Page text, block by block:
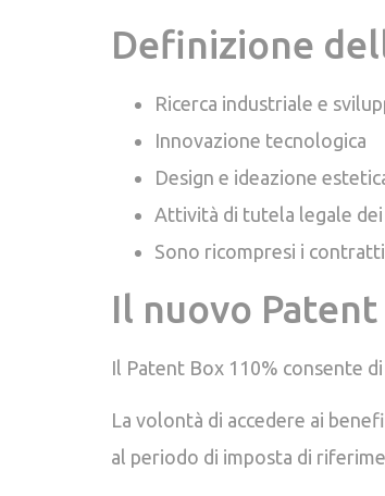
Definizione
Ricerca industriale e
Innovazione tecnologica
Design e ideazione
Attività di tutela legale
Sono ricompresi i
Il nuovo
Il Patent Box 110% consente
La volontà di accedere ai
al periodo di imposta di